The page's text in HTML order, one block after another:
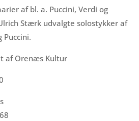
af bl. a. Puccini, Verdi og
Stærk udvalgte solostykker af
Puccini.
af Orenæs Kultur